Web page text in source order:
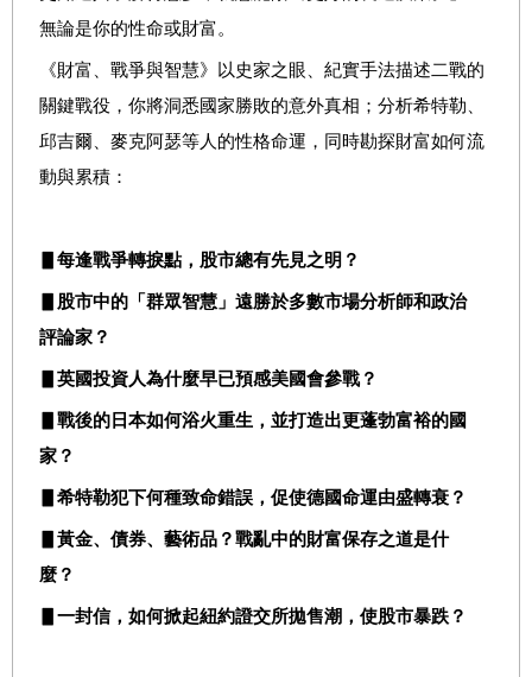
無論是你的性命或財富。
《財富、戰爭與智慧》以史家之眼、紀實手法描述二戰的
關鍵戰役，你將洞悉國家勝敗的意外真相；分析希特勒、
邱吉爾、麥克阿瑟等人的性格命運，同時勘探財富如何流
動與累積：
▋每逢戰爭轉捩點，股市總有先見之明？
▋股市中的「群眾智慧」遠勝於多數市場分析師和政治
評論家？
▋英國投資人為什麼早已預感美國會參戰？
▋戰後的日本如何浴火重生，並打造出更蓬勃富裕的國
家？
▋希特勒犯下何種致命錯誤，促使德國命運由盛轉衰？
▋黃金、債券、藝術品？戰亂中的財富保存之道是什
麼？
▋一封信，如何掀起紐約證交所拋售潮，使股市暴跌？